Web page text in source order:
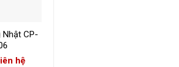
CP-
hệ